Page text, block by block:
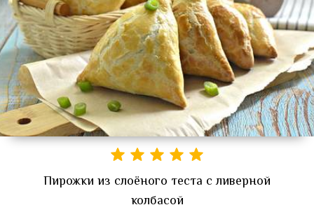
Пирожки из слоёного теста с ливерной
колбасой